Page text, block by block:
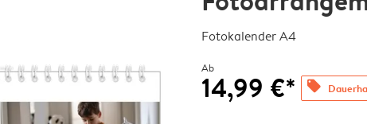
Fotokalender A4
Ab
14,99 €* offers